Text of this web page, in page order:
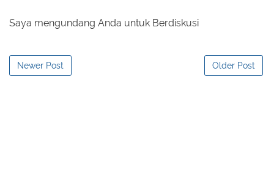
Saya mengundang Anda untuk Berdiskusi
Newer Post Older Post